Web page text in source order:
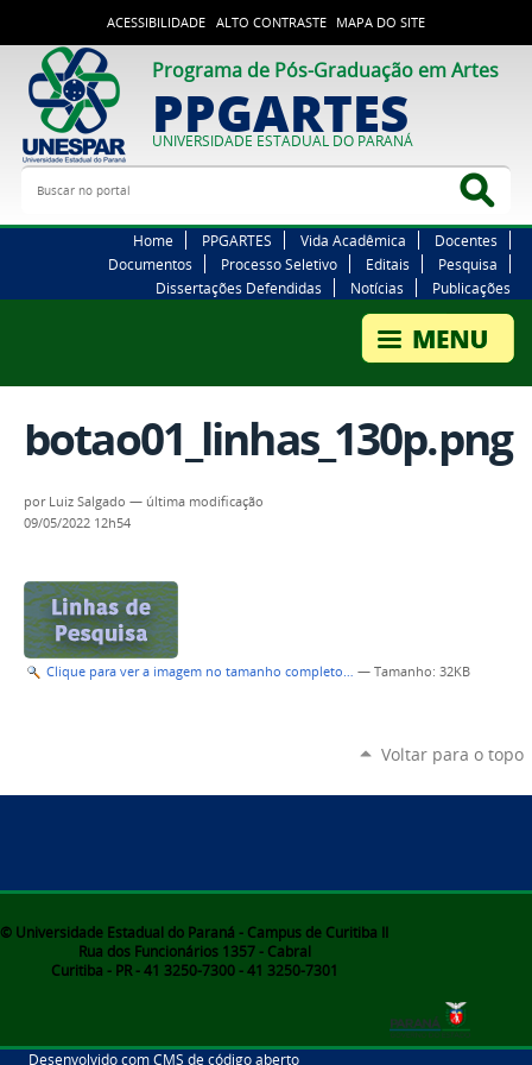
ACESSIBILIDADE ALTO CONTRASTE MAPA DO SITE
Programa de Pós-Graduação em Artes
PPGARTES
UNIVERSIDADE ESTADUAL DO PARANÁ
Buscar no portal
Home PPGARTES Vida Acadêmica
Docentes
Documentos
Processo Seletivo Editais
Pesquisa
Dissertações Defendidas
Notícias Publicações
botao01_linhas_130p.png
por Luiz Salgado — última modificação
09/05/2022 12h54
Clique para ver a imagem no tamanho completo… — Tamanho: 32KB
Voltar para o topo
© Universidade Estadual do Paraná - Campus de Curitiba II
Rua dos Funcionários 1357 - Cabral
Curitiba - PR - 41 3250-7300 - 41 3250-7301
Desenvolvido com CMS de código aberto